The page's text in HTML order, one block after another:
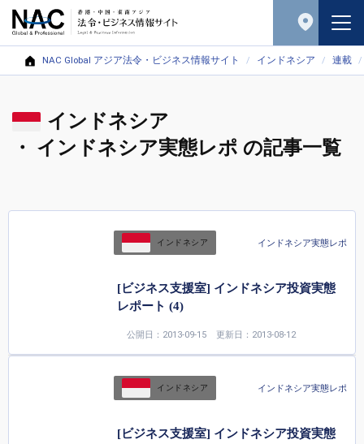
NAC Global アジア法令・ビジネス情報サイト インドネシア 連載
インドネシア
・ インドネシア実態レポ の記事一覧
インドネシア インドネシア実態レポ
[ビジネス支援室] インドネシア投資実態
レポート (4)
公開日：2013-09-15 更新日：2013-08-12
インドネシア インドネシア実態レポ
[ビジネス支援室] インドネシア投資実態